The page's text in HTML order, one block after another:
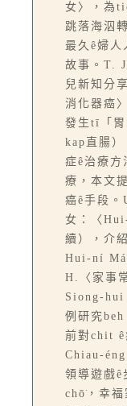
女〉，為
跳落海泅
最久ê婦人
故事。T.
兒新知分
消化器癌
發生tī「胃
kap直腸）
症ê治療方
療，本文
癌ê手段。
女：〈
續），介
Hui-ní
H.〈家事
Siong-hui
例研究
前對chit ê
Chiau-
領導遊戲ê
chō͘，幸福